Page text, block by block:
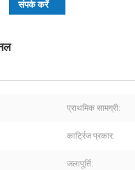
संपर्क करें
प्राथमिक सामग्री:
कार्ट्रिज प्रकार:
जलापूर्ति: